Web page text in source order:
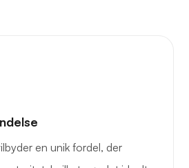
en unik fordel, der